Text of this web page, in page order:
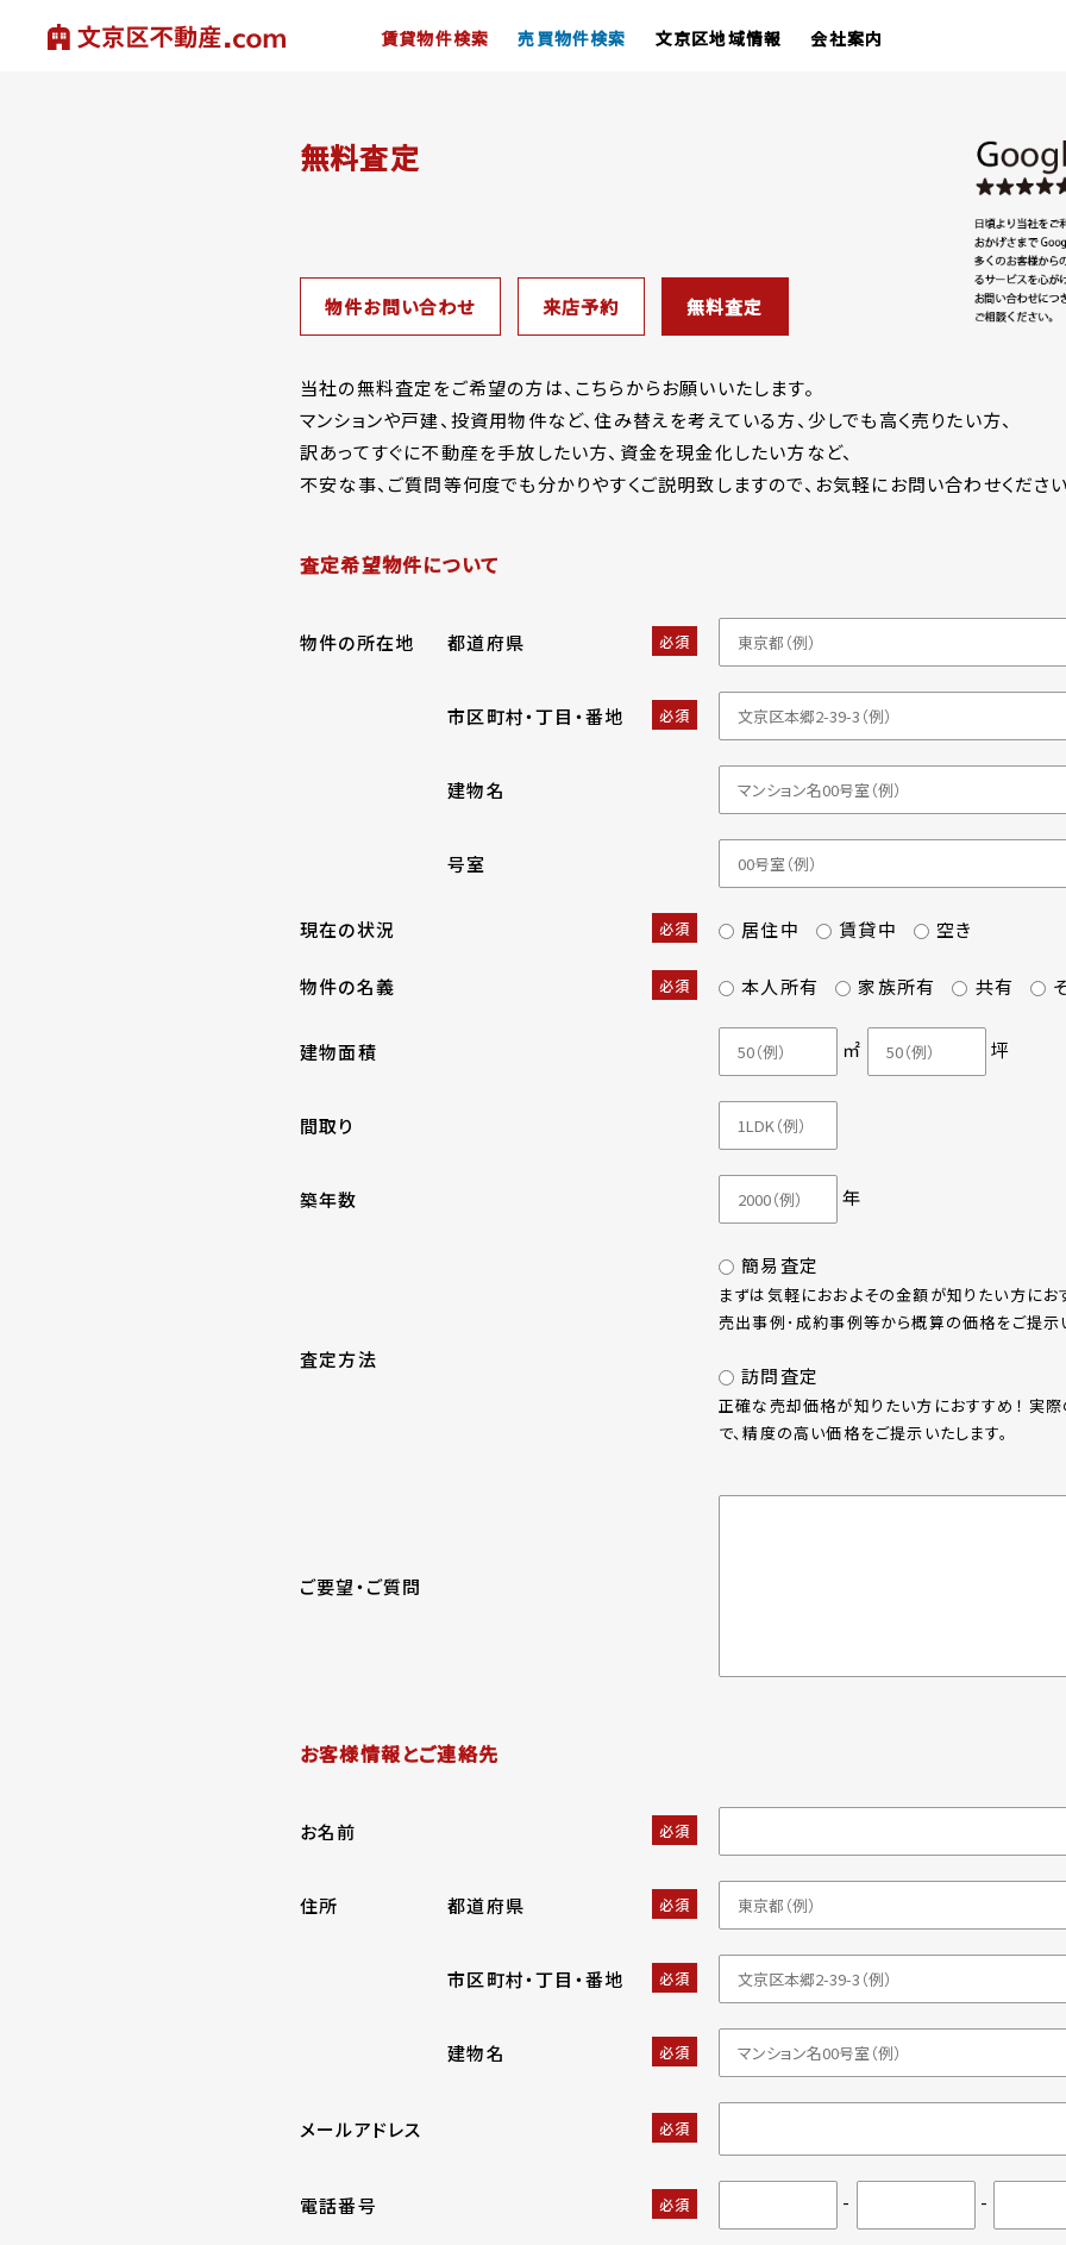
賃貸物件検索 売買物件検索 文京区地域情報 会社案内
無料査定
物件お問い合わせ 来店予約 無料査定
当社の無料査定をご希望の方は、こちらからお願いいたします。
マンションや戸建、投資用物件など、住み替えを考えている方、少しでも高く売りたい方、
訳あってすぐに不動産を手放したい方、資金を現金化したい方など、
不安な事、ご質問等何度でも分かりやすくご説明致しますので、お気軽にお問い合わせくださ
査定希望物件について
物件の所在地 都道府県 必須
市区町村・丁目・番地 必須
建物名
号室
現在の状況 必須 居住中 賃貸中 空き
物件の名義 必須 本人所有 家族所有 共有
建物面積 ㎡ 坪
間取り
築年数 年
査定方法
簡易査定
まずは気軽におおよその金額が知りたい方に
売出事例･成約事例等から概算の価格をご提示
訪問査定
正確な売却価格が知りたい方におすすめ！ 実
で、精度の高い価格をご提示いたします。
ご要望・ご質問
お客様情報とご連絡先
お名前 必須
住所 都道府県 必須
市区町村・丁目・番地 必須
建物名 必須
メールアドレス 必須
電話番号 必須 - -